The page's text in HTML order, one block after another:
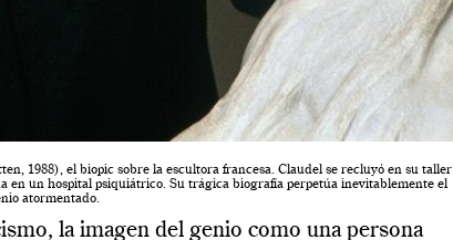
1988), el biopic sobre la escultora francesa. Claudel se recluyó en su taller
en un hospital psiquiátrico. Su trágica biografía perpetúa inevitablemente el
atormentado.
la imagen del genio como una persona